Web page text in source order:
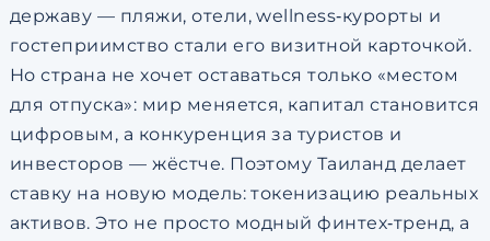
державу — пляжи, отели, wellness‑курорты и
гостеприимство стали его визитной карточкой.
Но страна не хочет оставаться только «местом
для отпуска»: мир меняется, капитал становится
цифровым, а конкуренция за туристов и
инвесторов — жёстче. Поэтому Таиланд делает
ставку на новую модель: токенизацию реальных
активов. Это не просто модный финтех‑тренд, а